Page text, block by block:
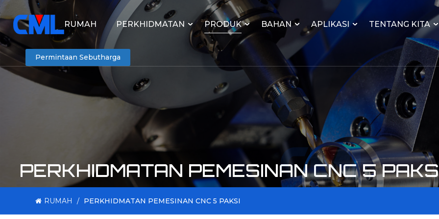
RUMAH PERKHIDMATAN PRODUK BAHAN APLIKASI TENTANG KITA
Permintaan Sebutharga
PERKHIDMATAN PEMESINAN CNC 5
RUMAH / PERKHIDMATAN PEMESINAN CNC 5 PAKSI